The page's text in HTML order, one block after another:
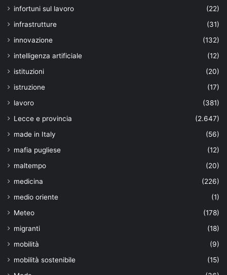
infortuni sul lavoro
(22)
infrastrutture
(31)
innovazione
(132)
intelligenza artificiale
(12)
istituzioni
(20)
istruzione
(17)
lavoro
(381)
Lecce e provincia
(2.647)
made in Italy
(56)
mafia pugliese
(12)
maltempo
(20)
medicina
(226)
medio oriente
(1)
Meteo
(178)
migranti
(18)
mobilità
(9)
mobilità sostenibile
(15)